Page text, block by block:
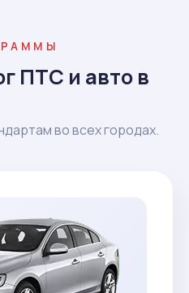
ПТС и авто в
во всех городах.